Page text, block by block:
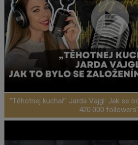
"Těhotnej kuchař" Jarda Vajgl: Jak se
420.000